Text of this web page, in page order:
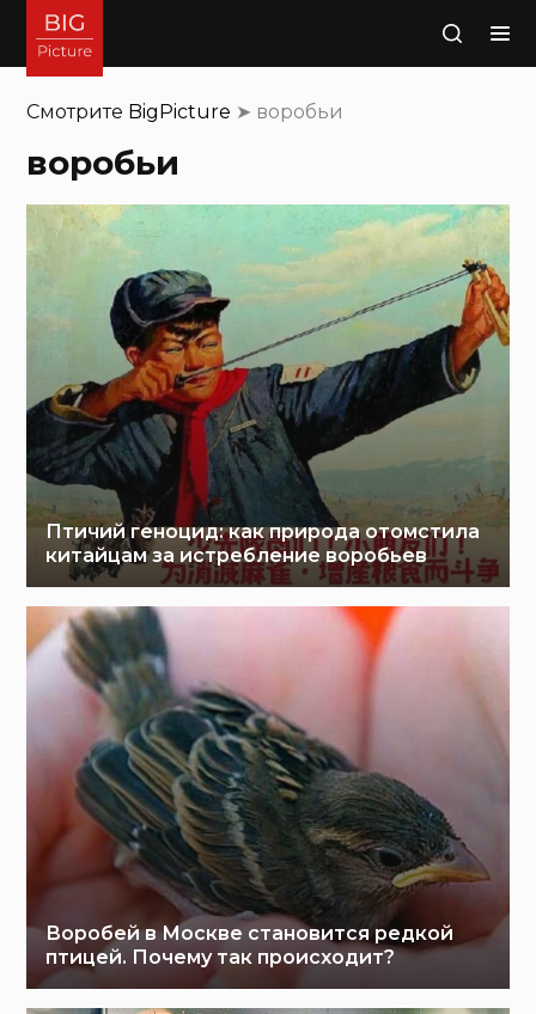
Поиск
Смотрите BigPicture ➤ воробьи
воробьи
Птичий геноцид: как природа отомстила
китайцам за истребление воробьев
Воробей в Москве становится редкой
птицей. Почему так происходит?